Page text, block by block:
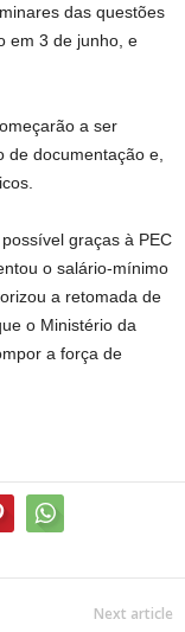
das questões
em 3 de junho, e
a ser
documentação e,
graças à PEC
o salário-mínimo
a retomada de
o Ministério da
a força de
Next article